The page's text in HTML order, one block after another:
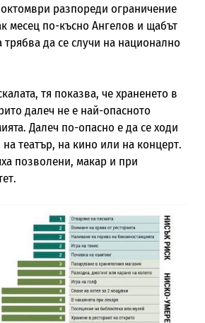
разпореди ограничение
месец по-късно Ангелов и щабът
трябва да се случи на национално
тя показва, че храненето в
далеч не е най-опасното
Далеч по-опасно е да се ходи
театър, на кино или на концерт.
позволени, макар и при